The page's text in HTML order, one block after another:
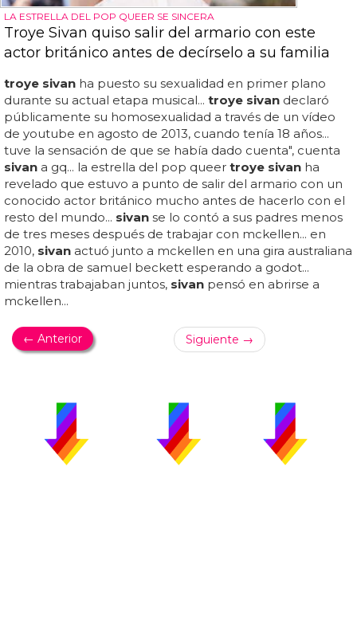
LA ESTRELLA DEL POP QUEER SE SINCERA
Troye Sivan quiso salir del armario con este
actor británico antes de decírselo a su familia
troye sivan ha puesto su sexualidad en primer plano
durante su actual etapa musical... troye sivan declaró
públicamente su homosexualidad a través de un vídeo
de youtube en agosto de 2013, cuando tenía 18 años...
tuve la sensación de que se había dado cuenta", cuenta
sivan a gq... la estrella del pop queer troye sivan ha
revelado que estuvo a punto de salir del armario con un
conocido actor británico mucho antes de hacerlo con el
resto del mundo... sivan se lo contó a sus padres menos
de tres meses después de trabajar con mckellen... en
2010, sivan actuó junto a mckellen en una gira australiana
de la obra de samuel beckett esperando a godot...
mientras trabajaban juntos, sivan pensó en abrirse a
mckellen...
← Anterior Siguiente →